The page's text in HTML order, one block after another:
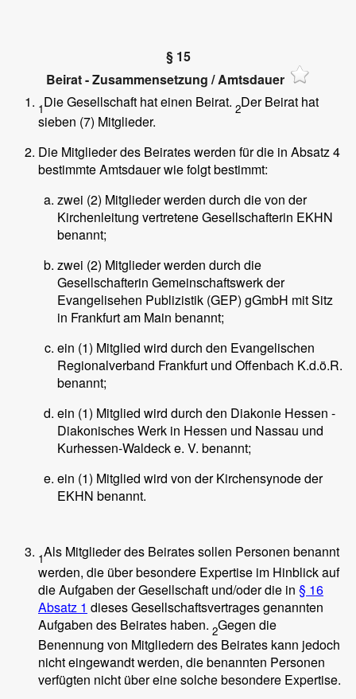
§ 15
Beirat - Zusammensetzung / Amtsdauer
1Die Gesellschaft hat einen Beirat. 2Der Beirat hat
sieben (7) Mitglieder.
Die Mitglieder des Beirates werden für die in Absatz 4
bestimmte Amtsdauer wie folgt bestimmt:
zwei (2) Mitglieder werden durch die von der
Kirchenleitung vertretene Gesellschafterin EKHN
benannt;
zwei (2) Mitglieder werden durch die
Gesellschafterin Gemeinschaftswerk der
Evangelisehen Publizistik (GEP) gGmbH mit Sitz
in Frankfurt am Main benannt;
ein (1) Mitglied wird durch den Evangelischen
Regionalverband Frankfurt und Offenbach K.d.ö.R.
benannt;
ein (1) Mitglied wird durch den Diakonie Hessen -
Diakonisches Werk in Hessen und Nassau und
Kurhessen-Waldeck e. V. benannt;
ein (1) Mitglied wird von der Kirchensynode der
EKHN benannt.
1Als Mitglieder des Beirates sollen Personen benannt
werden, die über besondere Expertise im Hinblick auf
die Aufgaben der Gesellschaft und/oder die in § 16
Absatz 1 dieses Gesellschaftsvertrages genannten
Aufgaben des Beirates haben. 2Gegen die
Benennung von Mitgliedern des Beirates kann jedoch
nicht eingewandt werden, die benannten Personen
verfügten nicht über eine solche besondere Expertise.